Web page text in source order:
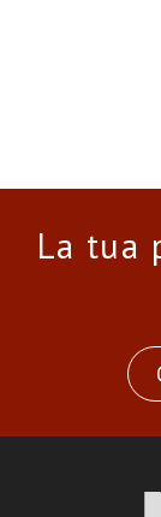
La tua